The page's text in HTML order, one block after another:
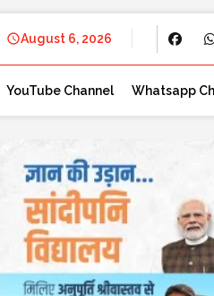
August 6, 2026
YouTube Channel Whatsapp